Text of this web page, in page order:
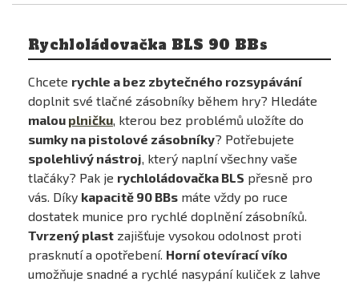
nabíjení GBB pistolových
150,00 Kč
skladem
DO KOŠÍKU
Rychloládovačka BLS 90 BBs
Chcete rychle a bez zbytečného rozsypávání
doplnit své tlačné zásobníky během hry? Hledáte
malou plničku , kterou bez problémů uložíte do
sumky na pistolové zásobníky? Potřebujete
spolehlivý nástroj , který naplní všechny vaše
tlačáky? Pak je rychloládovačka BLS přesně pro
vás. Díky kapacitě 90 BBs máte vždy po ruce
dostatek munice pro rychlé doplnění zásobníků.
Tvrzený plast zajišťuje vysokou odolnost proti
prasknutí a opotřebení. Horní otevírací víko
umožňuje snadné a rychlé nasypání kuliček z lahve